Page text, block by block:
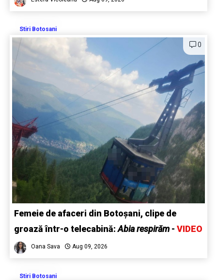
Stiri Botosani
0
Femeie de afaceri din Botoșani, clipe de
groază într-o telecabină:Abia respirăm - VIDEO
Oana Sava Aug 09, 2026
Stiri Botosani